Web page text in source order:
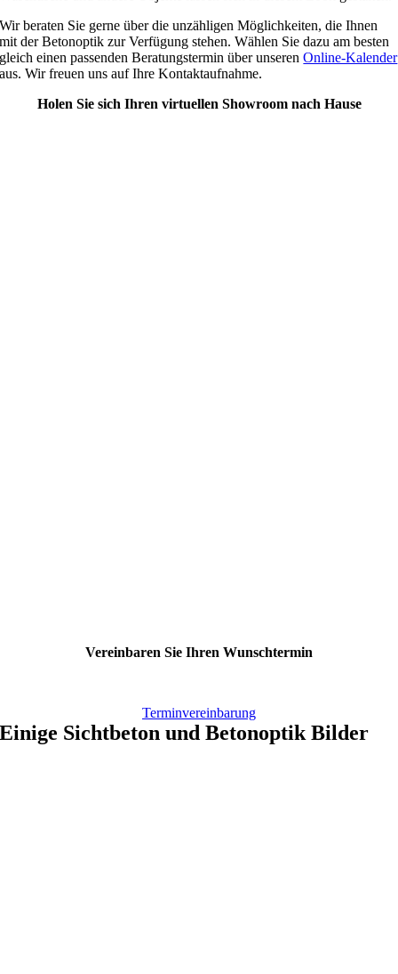
Wir beraten Sie gerne über die unzähligen Möglichkeiten, die Ihnen
mit der Betonoptik zur Verfügung stehen. Wählen Sie dazu am besten
gleich einen passenden Beratungstermin über unserenOnline-Kalender
aus. Wir freuen uns auf Ihre Kontaktaufnahme.
Holen Sie sich Ihren virtuellen Showroom nach Hause
Vereinbaren Sie Ihren Wunschtermin
Terminvereinbarung
Einige Sichtbeton und Betonoptik Bilder